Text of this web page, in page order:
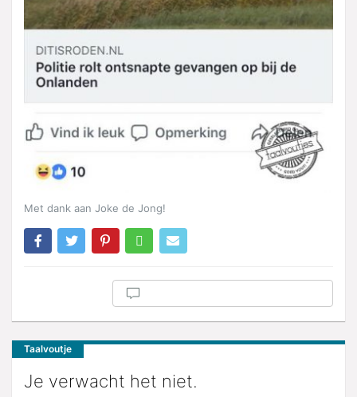
Met dank aan Joke de Jong!
Taalvoutje
Je verwacht het niet.